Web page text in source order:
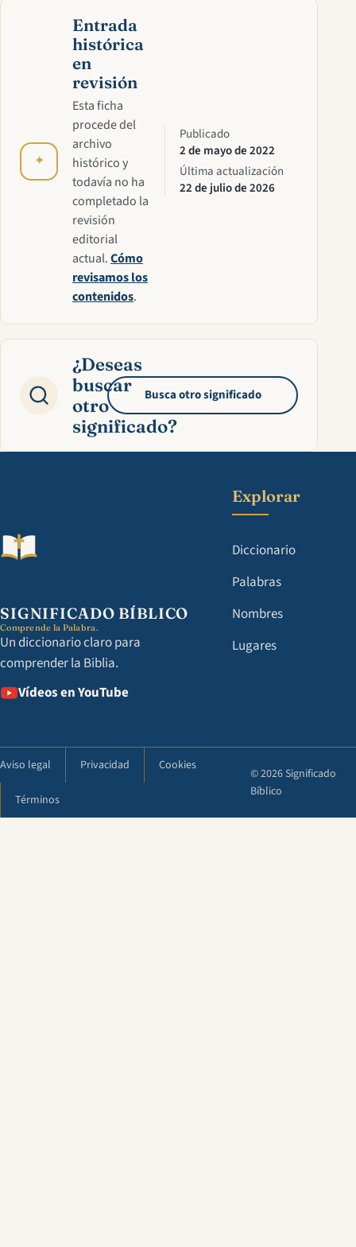
✦
Entrada
histórica
en
revisión
Esta ficha
procede del
archivo
histórico y
todavía no ha
completado la
revisión
editorial
actual.Cómo
revisamos los
contenidos.
Publicado
2 de mayo de 2022
Última actualización
22 de julio de 2026
¿Deseas
buscar
otro
significado?
Busca otro significado
SIGNIFICADO BÍBLICO
Comprende la Palabra.
Un diccionario claro para
comprender la Biblia.
Vídeos en YouTube
Explorar
Diccionario
Palabras
Nombres
Lugares
Aviso legal Privacidad Cookies
Términos
© 2026 Significado
Bíblico